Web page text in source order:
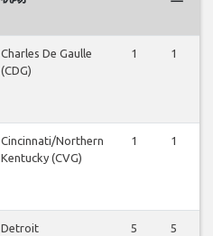
Charles De Gaulle
(CDG)
1 1
Cincinnati/Northern
Kentucky (CVG)
1 1
Detroit
5 5